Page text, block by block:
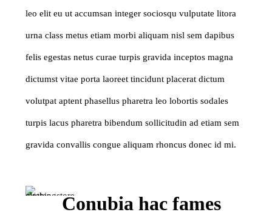
leo elit eu ut accumsan integer sociosqu vulputate litora
urna class metus etiam morbi aliquam nisl sem dapibus
felis egestas netus curae turpis gravida inceptos magna
dictumst vitae porta laoreet tincidunt placerat dictum
volutpat aptent phasellus pharetra leo lobortis sodales
turpis lacus pharetra bibendum sollicitudin ad etiam sem
gravida convallis congue aliquam rhoncus donec id mi.
Conubia hac fames